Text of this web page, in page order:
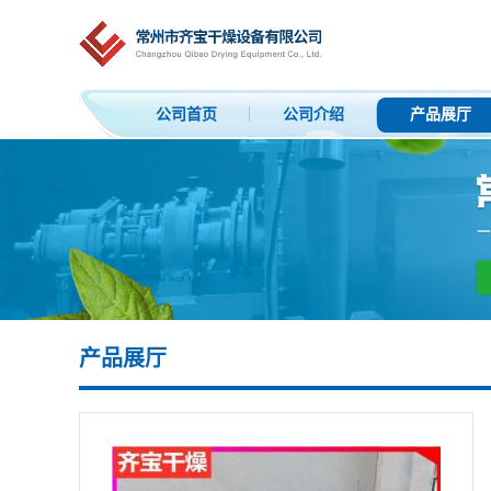
公司首页 公司介绍 产品展厅
产品展厅